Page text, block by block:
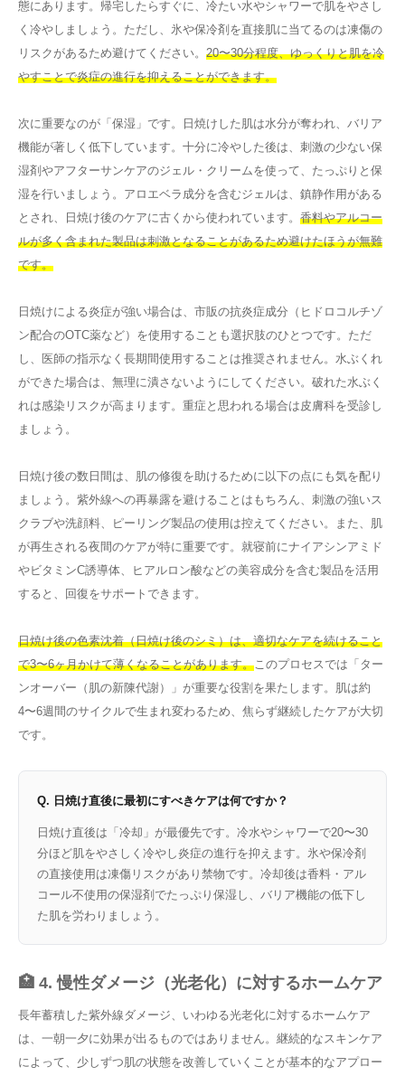
態にあります。帰宅したらすぐに、冷たい水やシャワーで肌をやさし
く冷やしましょう。ただし、氷や保冷剤を直接肌に当てるのは凍傷の
リスクがあるため避けてください。 20〜30分程度、ゆっくりと肌を冷
やすことで炎症の進行を抑えることができます。
次に重要なのが「保湿」です。日焼けした肌は水分が奪われ、バリア
機能が著しく低下しています。十分に冷やした後は、刺激の少ない保
湿剤やアフターサンケアのジェル・クリームを使って、たっぷりと保
湿を行いましょう。アロエベラ成分を含むジェルは、鎮静作用がある
とされ、日焼け後のケアに古くから使われています。 香料やアルコー
ルが多く含まれた製品は刺激となることがあるため避けたほうが無難
です。
日焼けによる炎症が強い場合は、市販の抗炎症成分（ヒドロコルチゾ
ン配合のOTC薬など）を使用することも選択肢のひとつです。ただ
し、医師の指示なく長期間使用することは推奨されません。水ぶくれ
ができた場合は、無理に潰さないようにしてください。破れた水ぶく
れは感染リスクが高まります。重症と思われる場合は皮膚科を受診し
ましょう。
日焼け後の数日間は、肌の修復を助けるために以下の点にも気を配り
ましょう。紫外線への再暴露を避けることはもちろん、刺激の強いス
クラブや洗顔料、ピーリング製品の使用は控えてください。また、肌
が再生される夜間のケアが特に重要です。就寝前にナイアシンアミド
やビタミンC誘導体、ヒアルロン酸などの美容成分を含む製品を活用
すると、回復をサポートできます。
日焼け後の色素沈着（日焼け後のシミ）は、適切なケアを続けること
で3〜6ヶ月かけて薄くなることがあります。このプロセスでは「ター
ンオーバー（肌の新陳代謝）」が重要な役割を果たします。肌は約
4〜6週間のサイクルで生まれ変わるため、焦らず継続したケアが大切
です。
Q. 日焼け直後に最初にすべきケアは何ですか？
日焼け直後は「冷却」が最優先です。冷水やシャワーで20〜30
分ほど肌をやさしく冷やし炎症の進行を抑えます。氷や保冷剤
の直接使用は凍傷リスクがあり禁物です。冷却後は香料・アル
コール不使用の保湿剤でたっぷり保湿し、バリア機能の低下し
た肌を労わりましょう。
🏥 4. 慢性ダメージ（光老化）に対するホームケア
長年蓄積した紫外線ダメージ、いわゆる光老化に対するホームケア
は、一朝一夕に効果が出るものではありません。継続的なスキンケア
によって、少しずつ肌の状態を改善していくことが基本的なアプロー